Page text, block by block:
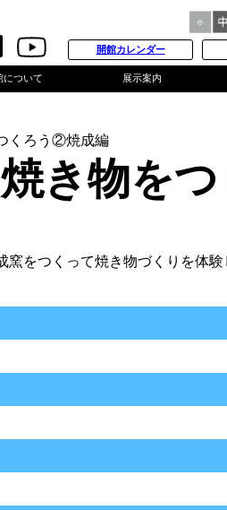
開館カレンダー
について 展示案内
くろう②焼成編
き物を
をつくって焼き物づくりを体